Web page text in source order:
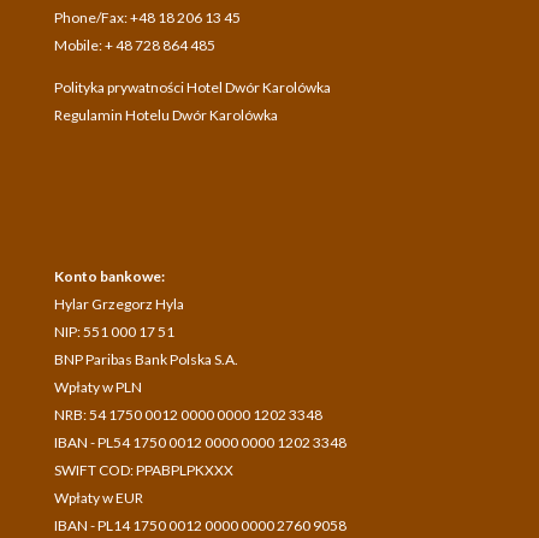
Phone/Fax: +48 18 206 13 45
Mobile: + 48 728 864 485
Polityka prywatności Hotel Dwór Karolówka
Regulamin Hotelu Dwór Karolówka
Konto bankowe:
Hylar Grzegorz Hyla
NIP: 551 000 17 51
BNP Paribas Bank Polska S.A.
Wpłaty w PLN
NRB: 54 1750 0012 0000 0000 1202 3348
IBAN - PL54 1750 0012 0000 0000 1202 3348
SWIFT COD: PPABPLPKXXX
Wpłaty w EUR
IBAN - PL14 1750 0012 0000 0000 2760 9058